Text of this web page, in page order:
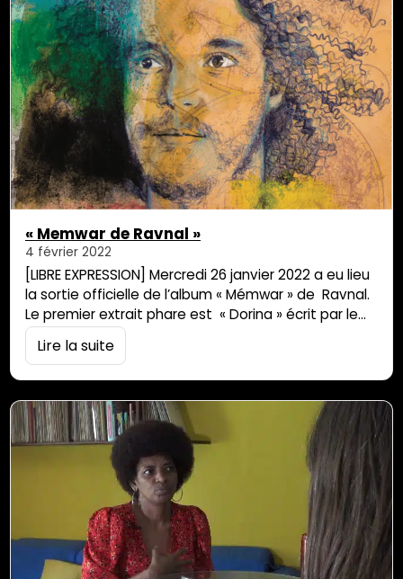
« Memwar de Ravnal »
4 février 2022
[LIBRE EXPRESSION] Mercredi 26 janvier 2022 a eu lieu
la sortie officielle de l’album « Mémwar » de Ravnal.
Le premier extrait phare est « Dorina » écrit par le
grand poète réunionnais Jean-Paul cadet (Auteur
de « Kaskavel »et « Mon pays » pour les plus
Lire la suite